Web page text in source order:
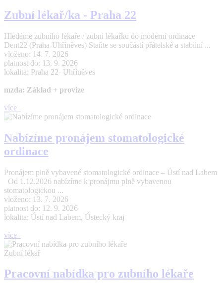
Zubní lékař/ka - Praha 22
Hledáme zubního lékaře / zubní lékařku do moderní ordinace
Dent22 (Praha-Uhříněves) Staňte se součástí přátelské a stabilní ...
vloženo: 14. 7. 2026
platnost do: 13. 9. 2026
lokalita: Praha 22- Uhříněves
mzda: Základ + provize
více
Nabízíme pronájem stomatologické
ordinace
Pronájem plně vybavené stomatologické ordinace – Ústí nad Labem
Od 1.12.2026 nabízíme k pronájmu plně vybavenou
stomatologickou ...
vloženo: 13. 7. 2026
platnost do: 12. 9. 2026
lokalita: Ústí nad Labem, Ústecký kraj
více
Zubní lékař
Pracovní nabídka pro zubního lékaře